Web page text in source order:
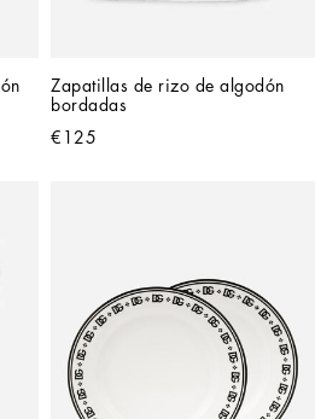
Zapatillas de rizo de algodón
bordadas
€125